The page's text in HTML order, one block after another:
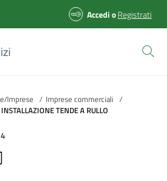
AccedioRegistrati
Imprese / Imprese commerciali /
TENDE A RULLO